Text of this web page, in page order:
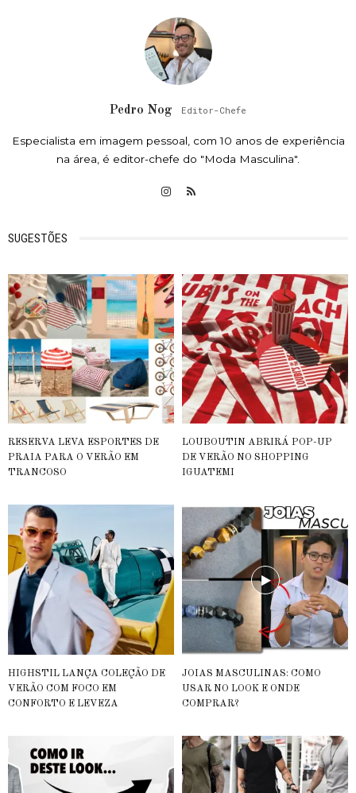
Pedro Nog Editor-Chefe
Especialista em imagem pessoal, com 10 anos de experiência
na área, é editor-chefe do "Moda Masculina".
SUGESTÕES
RESERVA LEVA ESPORTES DE
PRAIA PARA O VERÃO EM
TRANCOSO
LOUBOUTIN ABRIRÁ POP-UP
DE VERÃO NO SHOPPING
IGUATEMI
HIGHSTIL LANÇA COLEÇÃO DE
VERÃO COM FOCO EM
CONFORTO E LEVEZA
JOIAS MASCULINAS: COMO
USAR NO LOOK E ONDE
COMPRAR?